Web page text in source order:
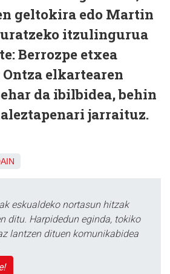
geltokira edo Martin
itzulingurua
Berrozpe etxea
elkartearen
da ibilbidea, behin
jarraituz.
eskualdeko nortasun hitzak
ditu. Harpidedun eginda, tokiko
lantzen dituen komunikabidea